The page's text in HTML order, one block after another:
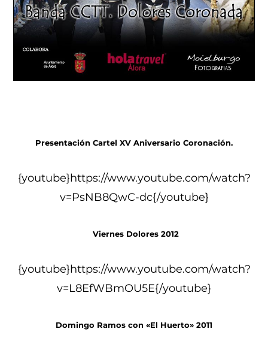
Presentación Cartel XV Aniversario Coronación.
{youtube}https://www.youtube.com/watch?
v=PsNB8QwC-dc{/youtube}
Viernes Dolores 2012
{youtube}https://www.youtube.com/watch?
v=L8EfWBmOU5E{/youtube}
Domingo Ramos con «El Huerto» 2011